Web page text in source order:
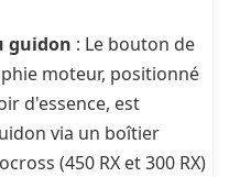
guidon : Le bouton de
moteur, positionné
d'essence, est
via un boîtier
(450 RX et 300 RX)